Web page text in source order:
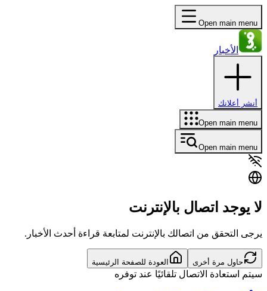
Open main menu
الأخبار
أنشر أعلانك
Open main menu
Open main menu
لا يوجد اتصال بالإنترنت
يرجى التحقق من اتصالك بالإنترنت لمتابعة قراءة أحدث الأخبار.
حاول مرة أخرى العودة للصفحة الرئيسية
سيتم استعادة الاتصال تلقائيًا عند توفره